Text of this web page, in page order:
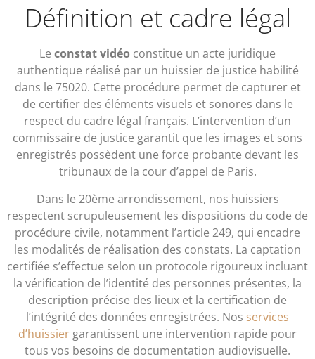
Définition et cadre légal
Le constat vidéo constitue un acte juridique
authentique réalisé par un huissier de justice habilité
dans le 75020. Cette procédure permet de capturer et
de certifier des éléments visuels et sonores dans le
respect du cadre légal français. L’intervention d’un
commissaire de justice garantit que les images et sons
enregistrés possèdent une force probante devant les
tribunaux de la cour d’appel de Paris.
Dans le 20ème arrondissement, nos huissiers
respectent scrupuleusement les dispositions du code de
procédure civile, notamment l’article 249, qui encadre
les modalités de réalisation des constats. La captation
certifiée s’effectue selon un protocole rigoureux incluant
la vérification de l’identité des personnes présentes, la
description précise des lieux et la certification de
l’intégrité des données enregistrées. Nos services
d’huissier garantissent une intervention rapide pour
tous vos besoins de documentation audiovisuelle.